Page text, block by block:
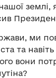
землі,
ми
та навіть
вони